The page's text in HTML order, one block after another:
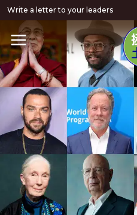
Write a letter to your leaders